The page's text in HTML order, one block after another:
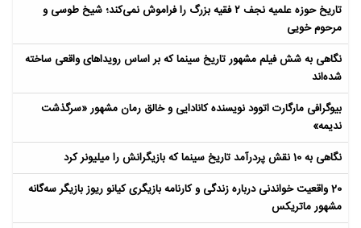
تاریخ حوزه علمیه نجف ۲ فقیه بزرگ را فراموش نمی‌کند؛ شیخ طوسی و
مرحوم خویی
نگاهی به شش فیلم مشهور تاریخ سینما که بر اساس رویداهای واقعی ساخته
شده‌اند
بیوگرافی مارگارت اتوود نویسنده کانادایی و خالق رمان مشهور «سرگذشت
ندیمه»
نگاهی به 10 نقش پردرآمد تاریخ سینما که بازیگرانش را میلیونر کرد
20 واقعیت خواندنی درباره زندگی و کارنامه بازیگری کیانو ریوز بازیگر سه‌گانه
مشهور ماتریکس